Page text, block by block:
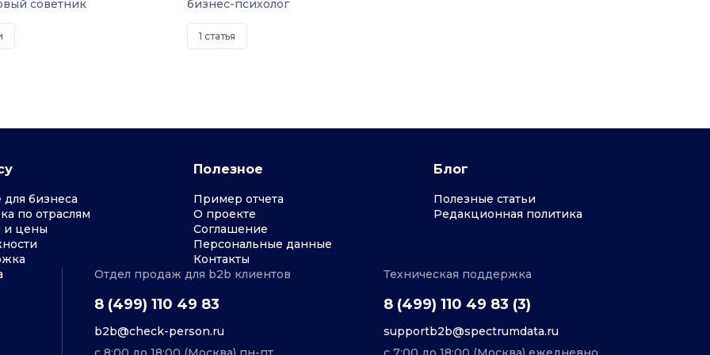
советник бизнес-психолог
1 статья
бизнеса
по отраслям
и цены
Полезное
Пример отчета
О проекте
Соглашение
Персональные данные
Контакты
Блог
Полезные статьи
Редакционная политика
Отдел продаж для b2b клиентов
8 (499) 110 49 83
b2b@check-person.ru
Техническая поддержка
8 (499) 110 49 83 (3)
supportb2b@spectrumdata.ru